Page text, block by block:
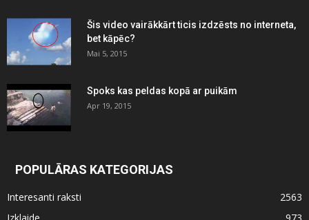
Šis video vairākkārt ticis izdzēsts no interneta,
bet kāpēc?
Mai 5, 2015
Spoks kas peldas kopā ar puikām
Apr 19, 2015
POPULĀRAS KATEGORIJAS
Interesanti raksti
2563
Izklaide
973